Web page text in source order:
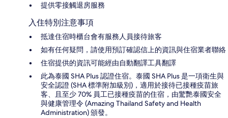
提供零接觸退房服務
入住特別注意事項
抵達住宿時櫃台會有服務人員接待旅客
如有任何疑問，請使用預訂確認信上的資訊與住宿業者聯絡
住宿提供的資訊可能經由自動翻譯工具翻譯
此為泰國 SHA Plus 認證住宿。泰國 SHA Plus 是一項衛生與
安全認證 (SHA 標準附加級別)，適用於接待已接種疫苗旅
客、且至少 70% 員工已接種疫苗的住宿，由驚艷泰國安全
與健康管理令 (Amazing Thailand Safety and Health
Administration) 頒發。